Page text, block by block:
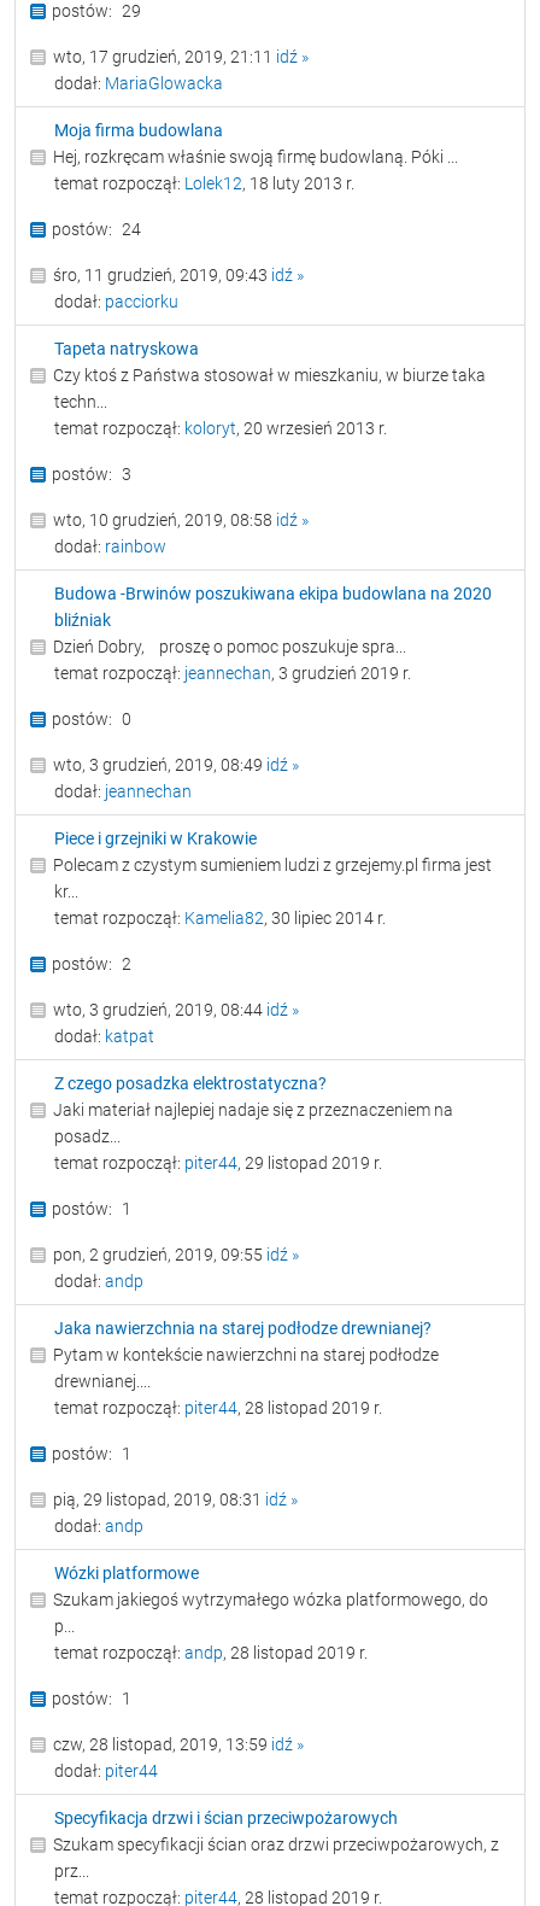
29
wto, 17 grudzień, 2019, 21:11 idź »
dodał: MariaGlowacka
Moja firma budowlana
Hej, rozkręcam właśnie swoją firmę budowlaną. Póki ...
temat rozpoczął: Lolek12, 18 luty 2013 r.
24
śro, 11 grudzień, 2019, 09:43 idź »
dodał: pacciorku
Tapeta natryskowa
Czy ktoś z Państwa stosował w mieszkaniu, w biurze taka
techn...
temat rozpoczął: koloryt, 20 wrzesień 2013 r.
3
wto, 10 grudzień, 2019, 08:58 idź »
dodał: rainbow
Budowa -Brwinów poszukiwana ekipa budowlana na 2020
bliźniak
Dzień Dobry, proszę o pomoc poszukuje spra...
temat rozpoczął: jeannechan, 3 grudzień 2019 r.
0
wto, 3 grudzień, 2019, 08:49 idź »
dodał: jeannechan
Piece i grzejniki w Krakowie
Polecam z czystym sumieniem ludzi z grzejemy.pl firma jest
kr...
temat rozpoczął: Kamelia82, 30 lipiec 2014 r.
2
wto, 3 grudzień, 2019, 08:44 idź »
dodał: katpat
Z czego posadzka elektrostatyczna?
Jaki materiał najlepiej nadaje się z przeznaczeniem na
posadz...
temat rozpoczął: piter44, 29 listopad 2019 r.
1
pon, 2 grudzień, 2019, 09:55 idź »
dodał: andp
Jaka nawierzchnia na starej podłodze drewnianej?
Pytam w kontekście nawierzchni na starej podłodze
drewnianej....
temat rozpoczął: piter44, 28 listopad 2019 r.
1
pią, 29 listopad, 2019, 08:31 idź »
dodał: andp
Wózki platformowe
Szukam jakiegoś wytrzymałego wózka platformowego, do
p...
temat rozpoczął: andp, 28 listopad 2019 r.
1
czw, 28 listopad, 2019, 13:59 idź »
dodał: piter44
Specyfikacja drzwi i ścian przeciwpożarowych
Szukam specyfikacji ścian oraz drzwi przeciwpożarowych, z
prz...
temat rozpoczął: piter44, 28 listopad 2019 r.